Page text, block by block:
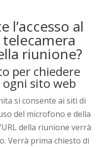
l’accesso al
riunione?
per chiedere
ogni sito web
si consente ai siti di
del microfono e della
della riunione verrà
Verrà prima chiesto di